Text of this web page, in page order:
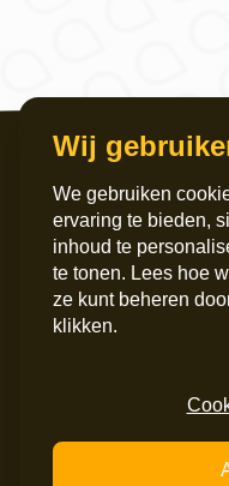
Servicekantoor
Griffeweg 4
info@maripaan.nl
Wij
We gebruiken
ervaring te bieden,
inhoud te
te tonen. Lees hoe
ze kunt beheren
klikken.